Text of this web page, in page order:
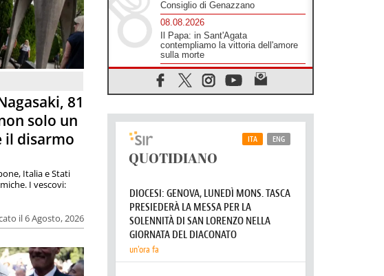
81
solo un
il disarmo
il 6 Agosto, 2026
Italia e Stati
I vescovi:
Leone XIV il 7 settembre al
Santuario della Madre del Buon
Consiglio di Genazzano
08.08.2026
Il Papa: in Sant'Agata
contempliamo la vittoria dell'amore
sulla morte
08.08.2026
dell'8 agosto
Spin Time, Reina: Cristo non abita
nei palazzi del potere ma si
identifica coi senzatetto
SIGNIS 2026, la comunicazione al
servizio del Vangelo
08.08.2026
Argentina, l'arcivescovo Colombo: